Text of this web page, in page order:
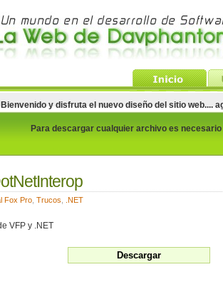
Bienvenido y disfruta el nuevo diseño del sitio web....
Para descargar cualquier archivo es
Fox Pro, Trucos .NET
VFP y .NET